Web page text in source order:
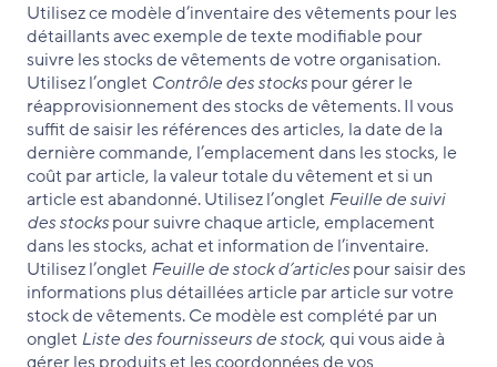
Utilisez ce modèle d’inventaire des vêtements pour les
détaillants avec exemple de texte modifiable pour
suivre les stocks de vêtements de votre organisation.
Utilisez l’onglet Contrôle des stockspour gérer le
réapprovisionnement des stocks de vêtements. Il vous
suffit de saisir les références des articles, la date de la
dernière commande, l’emplacement dans les stocks, le
coût par article, la valeur totale du vêtement et si un
article est abandonné. Utilisez l’onglet Feuille de suivi
des stockspour suivre chaque article, emplacement
dans les stocks, achat et information de l’inventaire.
Utilisez l’onglet Feuille de stock d’articlespour saisir des
informations plus détaillées article par article sur votre
stock de vêtements. Ce modèle est complété par un
onglet Liste des fournisseurs de stock, qui vous aide à